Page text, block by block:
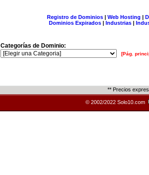
Registro de Dominios| Web Hosting |
Dominios Expirados | Industrias |
Categorías de Dominio:
[Pág.
** Precios
© 2002/2022 Solo10.com